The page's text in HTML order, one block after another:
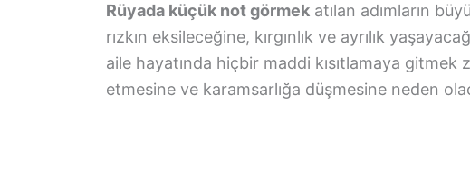
Rüyada küçük not görmek atılan adımların
rızkın eksileceğine, kırgınlık ve ayrılık
aile hayatında hiçbir maddi kısıtlamaya
etmesine ve karamsarlığa düşmesine neden